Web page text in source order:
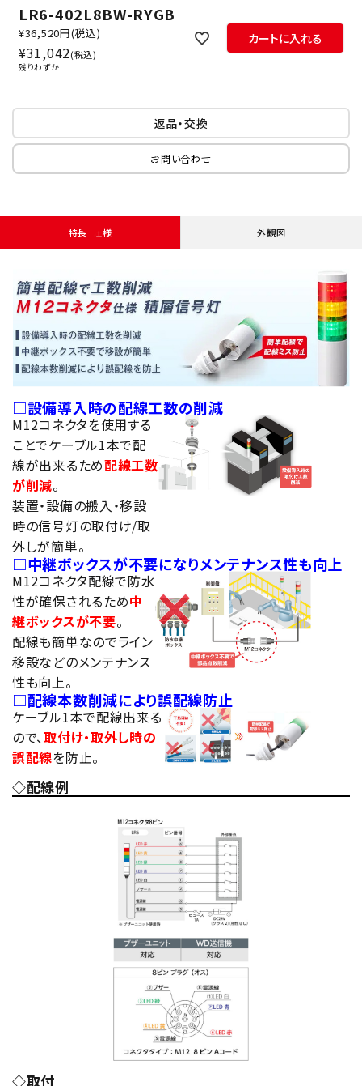
LR6-402L8BW-RYGB
¥36,520円(税込)
¥31,042 税込
残りわずか
カートに入れる
返品・交換
お問い合わせ
特長・仕様 外観図
□設備導入時の配線工数の削減
M12コネクタを使用する
ことでケーブル1本で配
線が出来るため配線工数
が削減。
装置・設備の搬入・移設
時の信号灯の取付け/取
外しが簡単。
□中継ボックスが不要になりメンテナンス性も向上
M12コネクタ配線で防水
性が確保されるため中
継ボックスが不要。
配線も簡単なのでライン
移設などのメンテナンス
性も向上。
□配線本数削減により誤配線防止
ケーブル1本で配線出来る
ので、取付け・取外し時の
誤配線を防止。
◇配線例
◇取付